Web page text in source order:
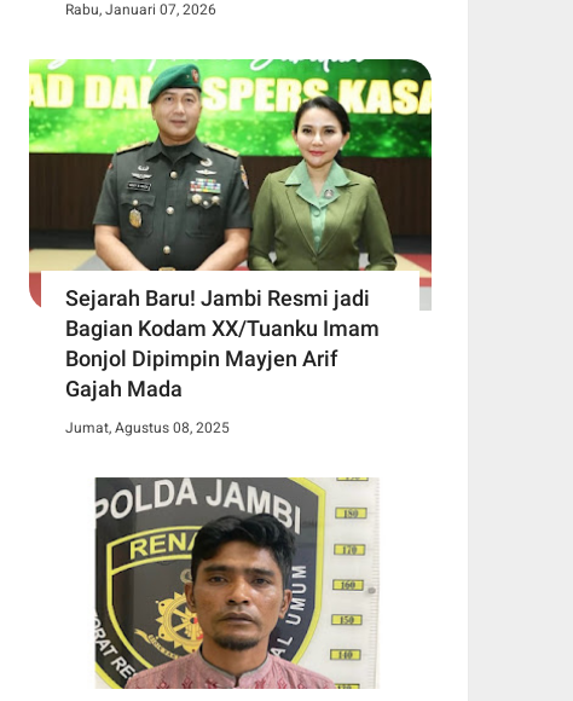
Rabu, Januari 07, 2026
Sejarah Baru! Jambi Resmi jadi
Bagian Kodam XX/Tuanku Imam
Bonjol Dipimpin Mayjen Arif
Gajah Mada
Jumat, Agustus 08, 2025